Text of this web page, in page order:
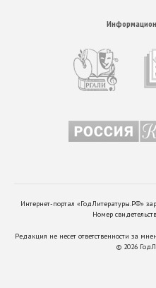
Интернет-портал «ГодЛитературы.РФ»
Номер
Редакция не несет ответственности за
© 2026